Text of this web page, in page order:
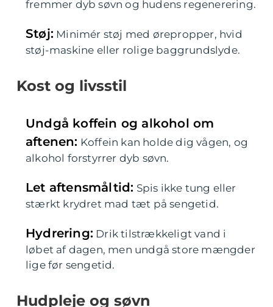
fremmer dyb søvn og hudens regenerering.
Støj: Minimér støj med ørepropper, hvid
støj-maskine eller rolige baggrundslyde.
Kost og livsstil
Undgå koffein og alkohol om
aftenen: Koffein kan holde dig vågen, og
alkohol forstyrrer dyb søvn.
Let aftensmåltid: Spis ikke tung eller
stærkt krydret mad tæt på sengetid.
Hydrering: Drik tilstrækkeligt vand i
løbet af dagen, men undgå store mængder
lige før sengetid.
Hudpleje og søvn